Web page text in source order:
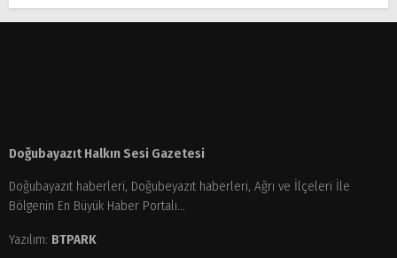
Doğubayazıt Halkın Sesi Gazetesi
Doğubayazıt haberleri, Doğubeyazıt haberleri, Ağrı ve İlçeleri İle
Bölgenin En Büyük Haber Portalı...
Yazılım: BTPARK